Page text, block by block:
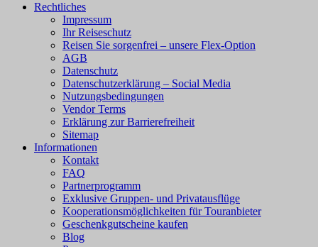
Rechtliches
Impressum
Ihr Reiseschutz
Reisen Sie sorgenfrei – unsere Flex-Option
AGB
Datenschutz
Datenschutzerklärung – Social Media
Nutzungsbedingungen
Vendor Terms
Erklärung zur Barrierefreiheit
Sitemap
Informationen
Kontakt
FAQ
Partnerprogramm
Exklusive Gruppen- und Privatausflüge
Kooperationsmöglichkeiten für Touranbieter
Geschenkgutscheine kaufen
Blog